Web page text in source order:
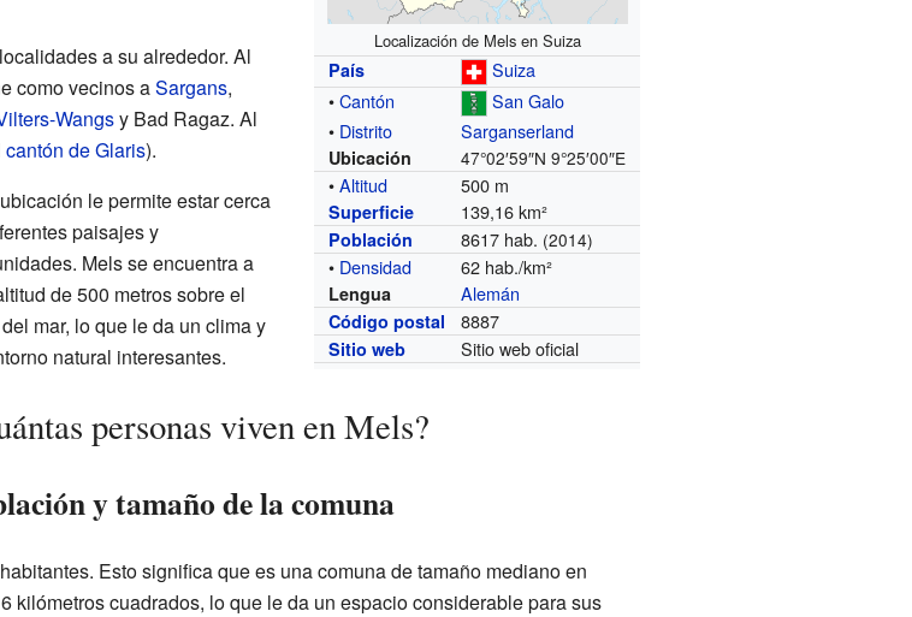
Localización de Mels en Suiza
País
Suiza
•Cantón
San Galo
• Distrito Sarganserland
Ubicación 47°02′59″N 9°25′00″E
•Altitud 500 m
Superficie 139,16 km²
Población 8617 hab. (2014)
• Densidad 62 hab./km²
Lengua Alemán
Código postal 8887
Sitio web Sitio web oficial
a su alrededor. Al
como vecinos aSargans,
Wangsy Bad Ragaz. Al
cantón de Glaris).
le permite estar cerca
paisajes y
Mels se encuentra a
de 500 metros sobre el
mar, lo que le da un clima y
natural interesantes.
personas viven en Mels?
y tamaño de la comuna
Esto significa que es una comuna de tamaño mediano en
kilómetros cuadrados, lo que le da un espacio considerable para sus